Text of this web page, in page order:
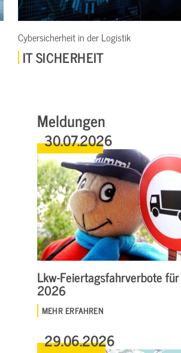
Logistik BKF Module
Meldungen
30.07.2026
Lkw-Feiertagsfahrverbote
2026
MEHR ERFAHREN
29.06.2026